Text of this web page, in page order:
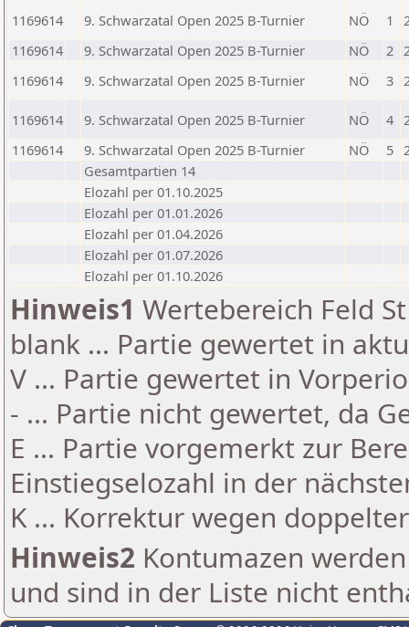
1169614 9. Schwarzatal Open 2025 B-Turnier NÖ 1
1169614
9. Schwarzatal Open 2025 B-Turnier NÖ 2
1169614
9. Schwarzatal Open 2025 B-Turnier NÖ 3
1169614 9. Schwarzatal Open 2025 B-Turnier NÖ 4
1169614
9. Schwarzatal Open 2025 B-Turnier NÖ 5
Gesamtpartien 14
Elozahl per 01.10.2025
Elozahl per 01.01.2026
Elozahl per 01.04.2026
Elozahl per 01.07.2026
Elozahl per 01.10.2026
Hinweis1 Wertebereich Feld
blank ... Partie gewertet in
V ... Partie gewertet in
- ... Partie nicht gewertet, da
E ... Partie vorgemerkt zur
Einstiegselozahl in der
K ... Korrektur wegen
Hinweis2 Kontumazen
und sind in der Liste nicht